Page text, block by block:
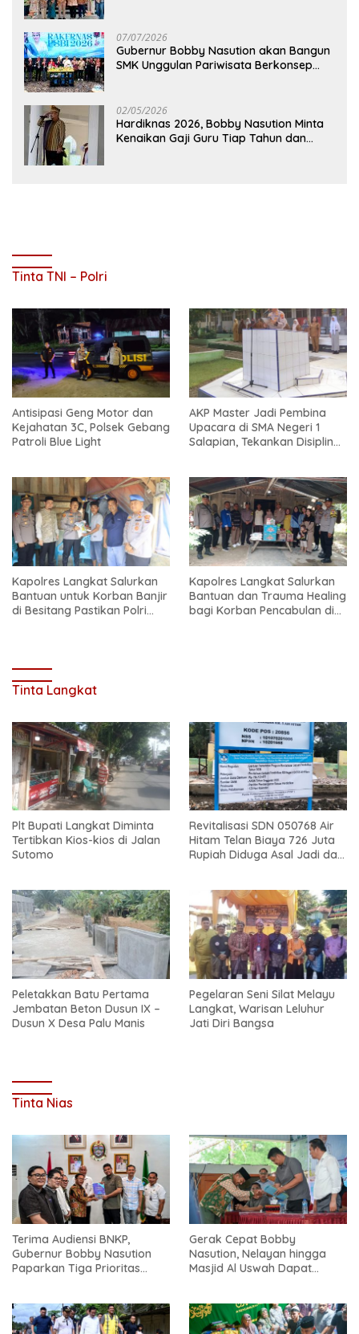
07/07/2026
Gubernur Bobby Nasution akan Bangun
SMK Unggulan Pariwisata Berkonsep
02/05/2026
Hardiknas 2026, Bobby Nasution Minta
Kenaikan Gaji Guru Tiap Tahun dan
Tinta TNI – Polri
Antisipasi Geng Motor dan
Kejahatan 3C, Polsek Gebang
Patroli Blue Light
AKP Master Jadi Pembina
Upacara di SMA Negeri 1
Salapian, Tekankan Disiplin
Kapolres Langkat Salurkan
Bantuan untuk Korban Banjir
di Besitang Pastikan Polri
Kapolres Langkat Salurkan
Bantuan dan Trauma Healing
bagi Korban Pencabulan di
Tinta Langkat
Plt Bupati Langkat Diminta
Tertibkan Kios-kios di Jalan
Sutomo
Revitalisasi SDN 050768 Air
Hitam Telan Biaya 726 Juta
Rupiah Diduga Asal Jadi dan
Peletakkan Batu Pertama
Jembatan Beton Dusun IX –
Dusun X Desa Palu Manis
Pegelaran Seni Silat Melayu
Langkat, Warisan Leluhur
Jati Diri Bangsa
Tinta Nias
Terima Audiensi BNKP,
Gubernur Bobby Nasution
Paparkan Tiga Prioritas
Gerak Cepat Bobby
Nasution, Nelayan hingga
Masjid Al Uswah Dapat